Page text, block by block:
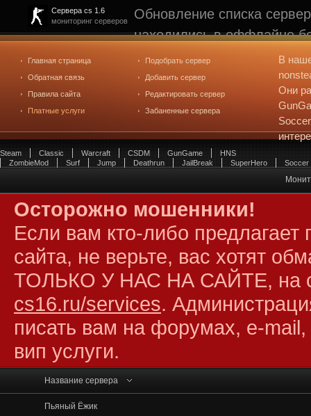
Сервера cs 1.6
мониторинг серверов
Обновление списка
находились в оффлайне
рейтинге не участвуют.
редактирования
.
Главная страница
Обратная связь
Правила сайта
Платные услуги
Подобрать сервер
Добавить сервер
Редактировать сервер
Забаненные сервера
В
Они
Steam Classic Warcraft CSDM GunGame
HNS
ZombieMod
Surf Jump Deathrun JailBreak SuperHero Soccer
Осторожно мошенники!
Если вам кто-либо
сайта, не верьте, вас хотят
ТОЛЬКО У НАС НА САЙТЕ, на
cs16.ru/services.
писать вам на форумах, e-mail,
вип услуги.
Название сервера
Пьяный Ёжик